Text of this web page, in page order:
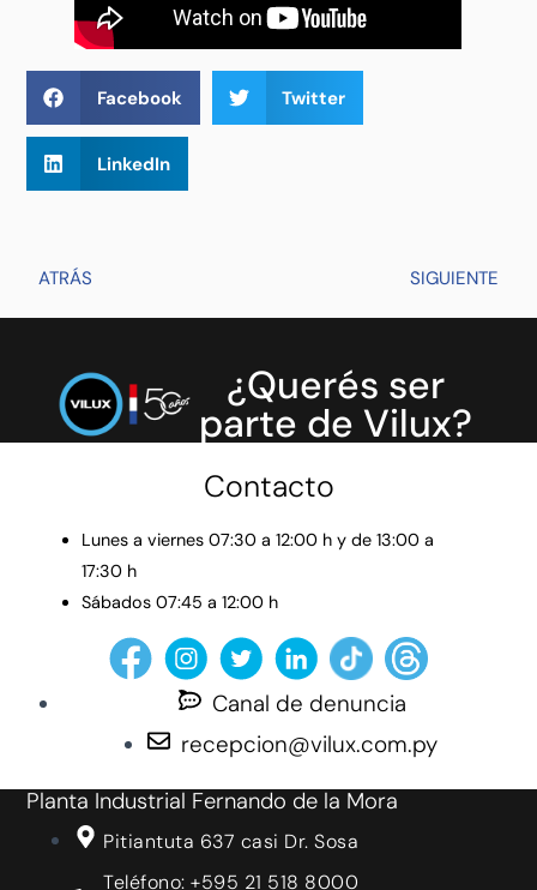
Facebook Twitter
LinkedIn
ATRÁS SIGUIENTE
¿Querés ser
parte de Vilux?
Contacto
Lunes a viernes 07:30 a 12:00 h y de 13:00 a
17:30 h
Sábados 07:45 a 12:00 h
Canal de denuncia
recepcion@vilux.com.py
Planta Industrial Fernando de la Mora
Pitiantuta 637 casi Dr. Sosa
Teléfono: +595 21 518 8000